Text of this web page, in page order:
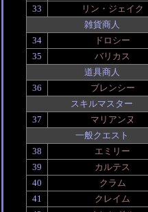
33
リン・ジェイク
雑貨商人
34
ドロシー
35
バリカス
道具商人
36
ブレンシー
スキルマスター
37
マリアンヌ
一般クエスト
38
エミリー
39
カルテス
40
クラム
41
クレイム